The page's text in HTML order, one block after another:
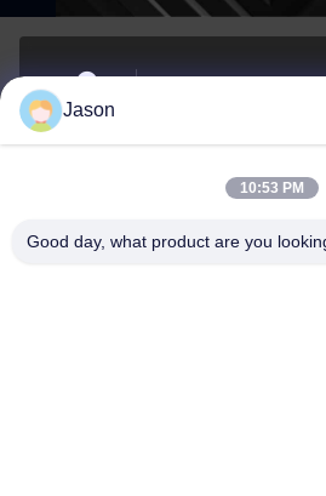
주소
70 루지안 E Rd, 마웨이
이메일
youtongsales@gmail.com
Jason
10:53 PM
Good day, what product are you